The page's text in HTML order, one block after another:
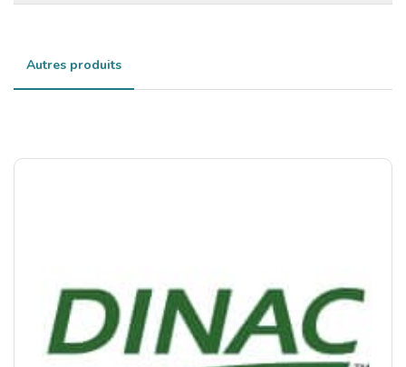
Autres produits